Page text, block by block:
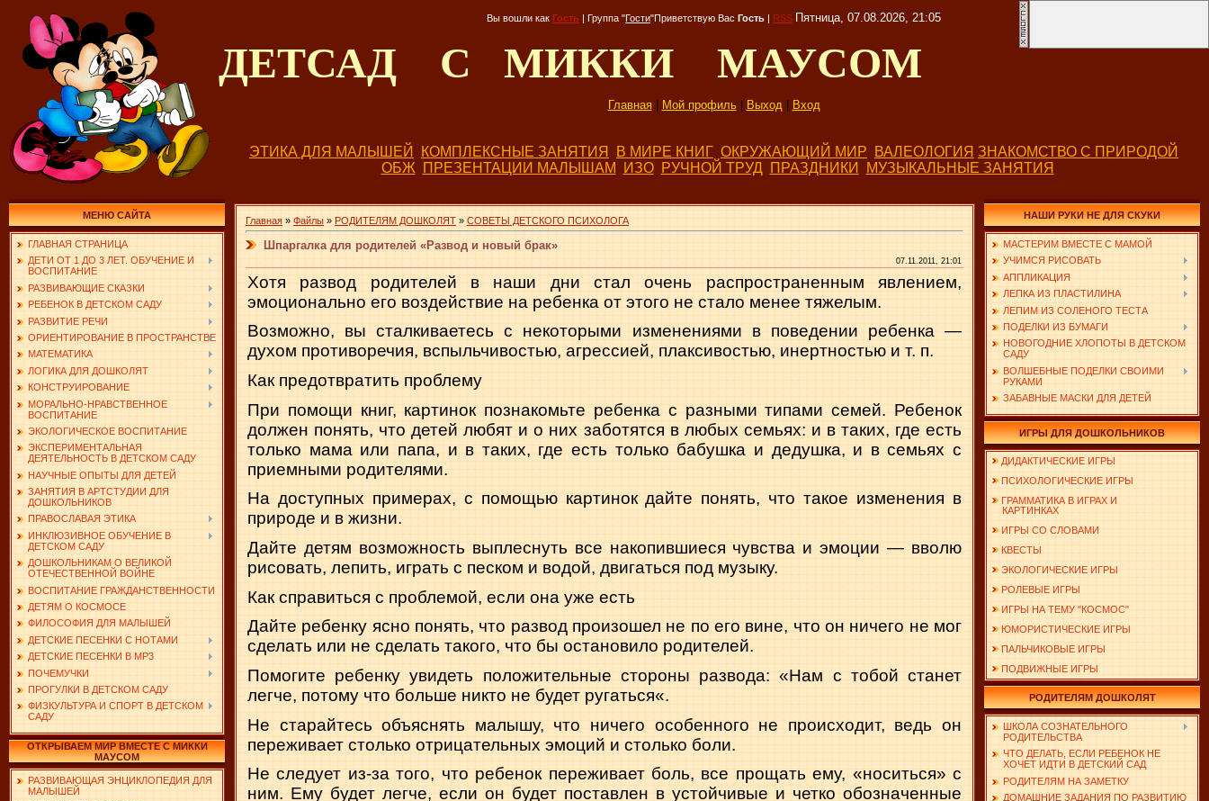
Вы вошли как Гость | Группа "Гости"Приветствую Вас Гость | RSS Пятница, 07.08.2026, 21:05
ДЕТСАД С МИККИ МАУСОМ
Главная| Мой профиль| Выход| Вход
ЭТИКА ДЛЯ МАЛЫШЕЙ КОМПЛЕКСНЫЕ ЗАНЯТИЯ В МИРЕ КНИГ ОКРУЖАЮЩИЙ МИР ВАЛЕОЛОГИЯ ЗНАКОМСТВО С ПРИРОДОЙ
ОБЖ
ПРЕЗЕНТАЦИИ МАЛЫШАМ ИЗО РУЧНОЙ ТРУД ПРАЗДНИКИ МУЗЫКАЛЬНЫЕ ЗАНЯТИЯ
МЕНЮ САЙТА
ГЛАВНАЯ СТРАНИЦА
ДЕТИ ОТ 1 ДО 3 ЛЕТ. ОБУЧЕНИЕ И
ВОСПИТАНИЕ
РАЗВИВАЮЩИЕ СКАЗКИ
РЕБЕНОК В ДЕТСКОМ САДУ
РАЗВИТИЕ РЕЧИ
ОРИЕНТИРОВАНИЕ В ПРОСТРАНСТВЕ
МАТЕМАТИКА
ЛОГИКА ДЛЯ ДОШКОЛЯТ
КОНСТРУИРОВАНИЕ
МОРАЛЬНО-НРАВСТВЕННОЕ
ВОСПИТАНИЕ
ЭКОЛОГИЧЕСКОЕ ВОСПИТАНИЕ
ЭКСПЕРИМЕНТАЛЬНАЯ
ДЕЯТЕЛЬНОСТЬ В ДЕТСКОМ САДУ
НАУЧНЫЕ ОПЫТЫ ДЛЯ ДЕТЕЙ
ЗАНЯТИЯ В АРТСТУДИИ ДЛЯ
ДОШКОЛЬНИКОВ
ПРАВОСЛАВАЯ ЭТИКА
ИНКЛЮЗИВНОЕ ОБУЧЕНИЕ В
ДЕТСКОМ САДУ
ДОШКОЛЬНИКАМ О ВЕЛИКОЙ
ОТЕЧЕСТВЕННОЙ ВОЙНЕ
ВОСПИТАНИЕ ГРАЖДАНСТВЕННОСТИ
ДЕТЯМ О КОСМОСЕ
ФИЛОСОФИЯ ДЛЯ МАЛЫШЕЙ
ДЕТСКИЕ ПЕСЕНКИ С НОТАМИ
ДЕТСКИЕ ПЕСЕНКИ В MP3
ПОЧЕМУЧКИ
ПРОГУЛКИ В ДЕТСКОМ САДУ
ФИЗКУЛЬТУРА И СПОРТ В ДЕТСКОМ
САДУ
ОТКРЫВАЕМ МИР ВМЕСТЕ С МИККИ
МАУСОМ
РАЗВИВАЮЩАЯ ЭНЦИКЛОПЕДИЯ ДЛЯ
МАЛЫШЕЙ
Главная » Файлы » РОДИТЕЛЯМ ДОШКОЛЯТ » СОВЕТЫ ДЕТСКОГО ПСИХОЛОГА
Шпаргалка для родителей «Развод и новый брак»
07.11.2011, 21:01
Хотя развод родителей в наши дни стал очень распрост­раненным явлением,
эмоционально его воздействие на ребен­ка от этого не стало менее тяжелым.
Возможно, вы сталкиваетесь с некоторыми изменениями в поведении ребенка —
духом противоречия, вспыльчивостью, агрессией, плаксивостью, инертностью и т. п.
Как предотвратить проблему
При помощи книг, картинок познакомьте ребенка с раз­ными типами семей. Ребенок
должен понять, что детей любят и о них заботятся в любых семьях: и в таких, где есть
только мама или папа, и в таких, где есть только бабушка и дедушка, и в семьях с
приемными родителями.
На доступных примерах, с помощью картинок дайте по­нять, что такое изменения в
природе и в жизни.
Дайте детям возможность выплеснуть все накопившиеся чувства и эмоции — вволю
рисовать, лепить, играть с песком и водой, двигаться под музыку.
Как справиться с проблемой, если она уже есть
Дайте ребенку ясно понять, что развод произошел не по его вине, что он ничего не мог
сделать или не сделать такого, что бы остановило родителей.
Помогите ребенку увидеть положительные стороны раз­вода: «Нам с тобой станет
легче, потому что больше никто не будет ругаться«.
Не старайтесь объяснять малышу, что ничего особенно­го не происходит, ведь он
переживает столько отрицательных эмоций и столько боли.
Не следует из-за того, что ребенок переживает боль, все прощать ему, «носиться» с
ним. Ему будет легче, если он будет поставлен в устойчивые и четко обозначенные
НАШИ РУКИ НЕ ДЛЯ СКУКИ
МАСТЕРИМ ВМЕСТЕ С МАМОЙ
УЧИМСЯ РИСОВАТЬ
АППЛИКАЦИЯ
ЛЕПКА ИЗ ПЛАСТИЛИНА
ЛЕПИМ ИЗ СОЛЕНОГО ТЕСТА
ПОДЕЛКИ ИЗ БУМАГИ
НОВОГОДНИЕ ХЛОПОТЫ В ДЕТСКОМ
САДУ
ВОЛШЕБНЫЕ ПОДЕЛКИ СВОИМИ
РУКАМИ
ЗАБАВНЫЕ МАСКИ ДЛЯ ДЕТЕЙ
ИГРЫ ДЛЯ ДОШКОЛЬНИКОВ
ДИДАКТИЧЕСКИЕ ИГРЫ
ПСИХОЛОГИЧЕСКИЕ ИГРЫ
ГРАММАТИКА В ИГРАХ И
КАРТИНКАХ
ИГРЫ СО СЛОВАМИ
КВЕСТЫ
ЭКОЛОГИЧЕСКИЕ ИГРЫ
РОЛЕВЫЕ ИГРЫ
ИГРЫ НА ТЕМУ "КОСМОС"
ЮМОРИСТИЧЕСКИЕ ИГРЫ
ПАЛЬЧИКОВЫЕ ИГРЫ
ПОДВИЖНЫЕ ИГРЫ
РОДИТЕЛЯМ ДОШКОЛЯТ
ШКОЛА СОЗНАТЕЛЬНОГО
РОДИТЕЛЬСТВА
ЧТО ДЕЛАТЬ, ЕСЛИ РЕБЕНОК НЕ
ХОЧЕТ ИДТИ В ДЕТСКИЙ САД
РОДИТЕЛЯМ НА ЗАМЕТКУ
ДОМАШНИЕ ЗАДАНИЯ ПО РАЗВИТИЮ